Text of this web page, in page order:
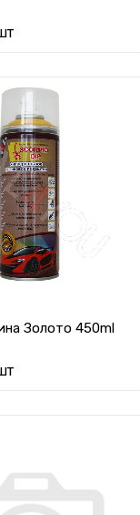
Предзаказ
Золото 450ml